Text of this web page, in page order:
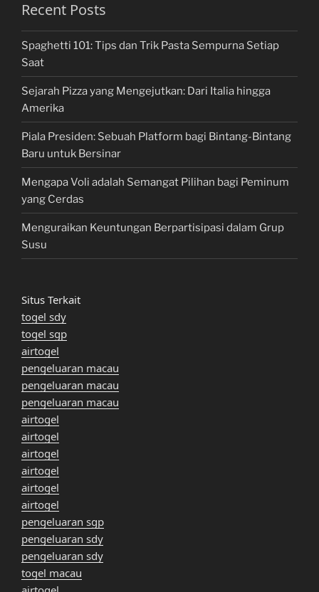
Recent Posts
Spaghetti 101: Tips dan Trik Pasta Sempurna Setiap
Saat
Sejarah Pizza yang Mengejutkan: Dari Italia hingga
Amerika
Piala Presiden: Sebuah Platform bagi Bintang-Bintang
Baru untuk Bersinar
Mengapa Voli adalah Semangat Pilihan bagi Peminum
yang Cerdas
Menguraikan Keuntungan Berpartisipasi dalam Grup
Susu
Situs Terkait
togel sdy
togel sgp
airtogel
pengeluaran macau
pengeluaran macau
pengeluaran macau
airtogel
airtogel
airtogel
airtogel
airtogel
airtogel
pengeluaran sgp
pengeluaran sdy
pengeluaran sdy
togel macau